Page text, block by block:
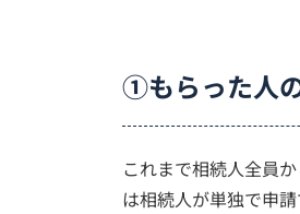
①もらった人
これまで相続人全員
は相続人が単独で申